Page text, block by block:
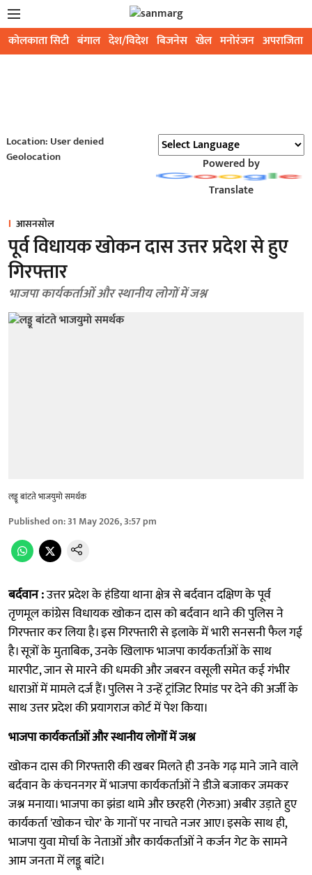
कोलकाता सिटी बंगाल देश/विदेश बिजनेस खेल मनोरंजन अपराजिता
Location: User denied
Geolocation
Powered by
Translate
आसनसोल
पूर्व विधायक खोकन दास उत्तर प्रदेश से हुए
गिरफ्तार
भाजपा कार्यकर्ताओं और स्थानीय लोगों में जश्न
लड्डू बांटते भाजयुमो समर्थक
Published on:31 May 2026, 3:57 pm
बर्दवान :उत्तर प्रदेश के हंडिया थाना क्षेत्र से बर्दवान दक्षिण के पूर्व
तृणमूल कांग्रेस विधायक खोकन दास को बर्दवान थाने की पुलिस ने
गिरफ्तार कर लिया है। इस गिरफ्तारी से इलाके में भारी सनसनी फैल गई
है। सूत्रों के मुताबिक, उनके खिलाफ भाजपा कार्यकर्ताओं के साथ
मारपीट, जान से मारने की धमकी और जबरन वसूली समेत कई गंभीर
धाराओं में मामले दर्ज हैं। पुलिस ने उन्हें ट्रांजिट रिमांड पर देने की अर्जी के
साथ उत्तर प्रदेश की प्रयागराज कोर्ट में पेश किया।
भाजपा कार्यकर्ताओं और स्थानीय लोगों में जश्न
खोकन दास की गिरफ्तारी की खबर मिलते ही उनके गढ़ माने जाने वाले
बर्दवान के कंचननगर में भाजपा कार्यकर्ताओं ने डीजे बजाकर जमकर
जश्न मनाया। भाजपा का झंडा थामे और छरहरी (गेरुआ) अबीर उड़ाते हुए
कार्यकर्ता 'खोकन चोर' के गानों पर नाचते नजर आए। इसके साथ ही,
भाजपा युवा मोर्चा के नेताओं और कार्यकर्ताओं ने कर्जन गेट के सामने
आम जनता में लड्डू बांटे।